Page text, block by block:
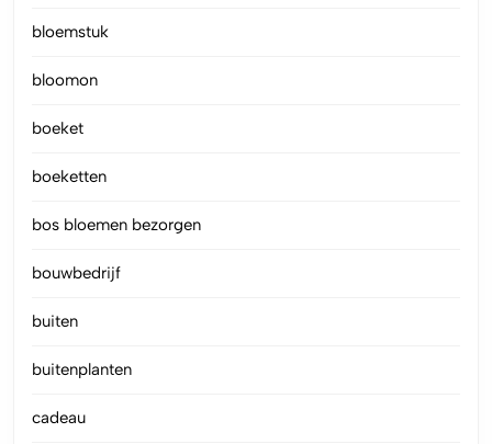
bloemstuk
bloomon
boeket
boeketten
bos bloemen bezorgen
bouwbedrijf
buiten
buitenplanten
cadeau